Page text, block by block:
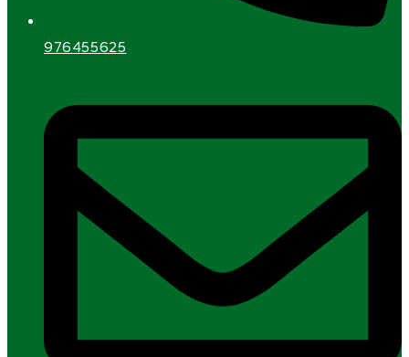
976455625